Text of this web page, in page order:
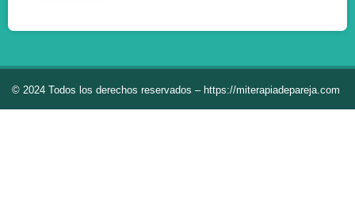
© 2024 Todos los derechos reservados – https://miterapiadepareja.com